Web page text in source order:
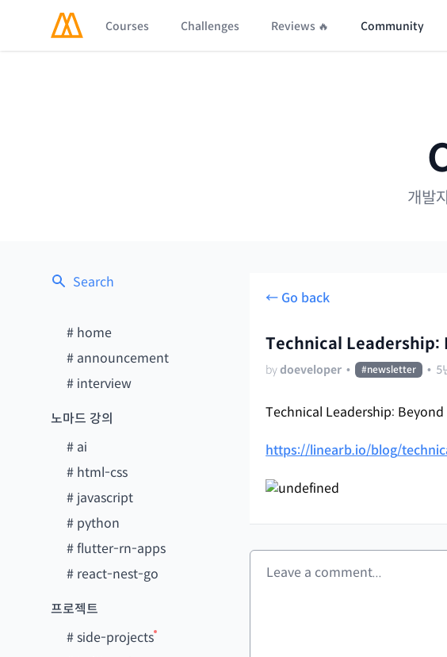
Courses Challenges Reviews 🔥 Community
개발
Search
# home
# announcement
# interview
노마드 강의
# ai
# html-css
# javascript
# python
#flutter-rn-apps
# react-nest-go
프로젝트
#side-projects
← Go back
Technical Leadership:
bydoeveloper • #newsletter • 5
Technical Leadership: Beyond
https://linearb.io/blog/